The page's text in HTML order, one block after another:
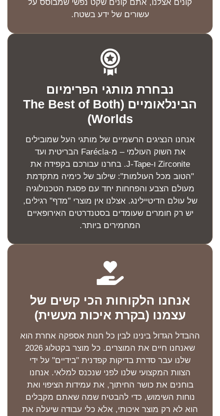
קונים אצלנו, אתם קונים שקט נפשי שמבוסס על
עשורים של ידע בשטח.
נבחרת מותגי הפרימיום
הבינלאומיים (The Best of Both
Worlds)
אנחנו הנציגים הרשמיים של מותגי העל שמובילים
את השוק העולמי – מ-Farécla הבריטית ועד
Zirconite ו-J-Tape. בחרנו עבורכם בקפידה את
"הטוב מכל העולמות": שילוב של כימיה מתקדמת
מעולם הצבע והפחחות יחד עם פסגת הטכנולוגיה
של עולם הדיטיילינג. אצלנו אין מוצרי "מדף" רגילים,
יש רק חומרים שעומדים בסטנדרטים האירופאיים
המחמירים ביותר.
אנחנו הלקוחות הכי קשים של
עצמנו (בקרת איכות מעשית)
ההבדל הגדול בינינו לבין כל חנות אספקה אחרת הוא
שאנחנו חיים את המוצרים. כל מוצר בקטלוג 2026
שלנו עבר סדרת בדיקות קפדנית "בידיים" על ידי
הצוות המקצועי שלנו לפני שנכנס למלאי. אנחנו
בוחנים את כושר החיתוך, את עמידות הציפוי ואת
נוחות השימוש, כדי להבטיח שמה שאתם מקבלים
הוא לא רק מוצר איכותי, אלא כלי עבודה שיעלה את